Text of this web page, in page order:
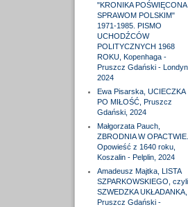
"KRONIKA POŚWIĘCONA
SPRAWOM POLSKIM"
1971-1985. PISMO
UCHODŹCÓW
POLITYCZNYCH 1968
ROKU, Kopenhaga -
Pruszcz Gdański - Londyn,
2024
Ewa Pisarska, UCIECZKA
PO MIŁOŚĆ, Pruszcz
Gdański, 2024
Małgorzata Pauch,
ZBRODNIA W OPACTWIE.
Opowieść z 1640 roku,
Koszalin - Pelplin, 2024
Amadeusz Majtka, LISTA
SZPARKOWSKIEGO, czyli
SZWEDZKA UKŁADANKA,
Pruszcz Gdański -